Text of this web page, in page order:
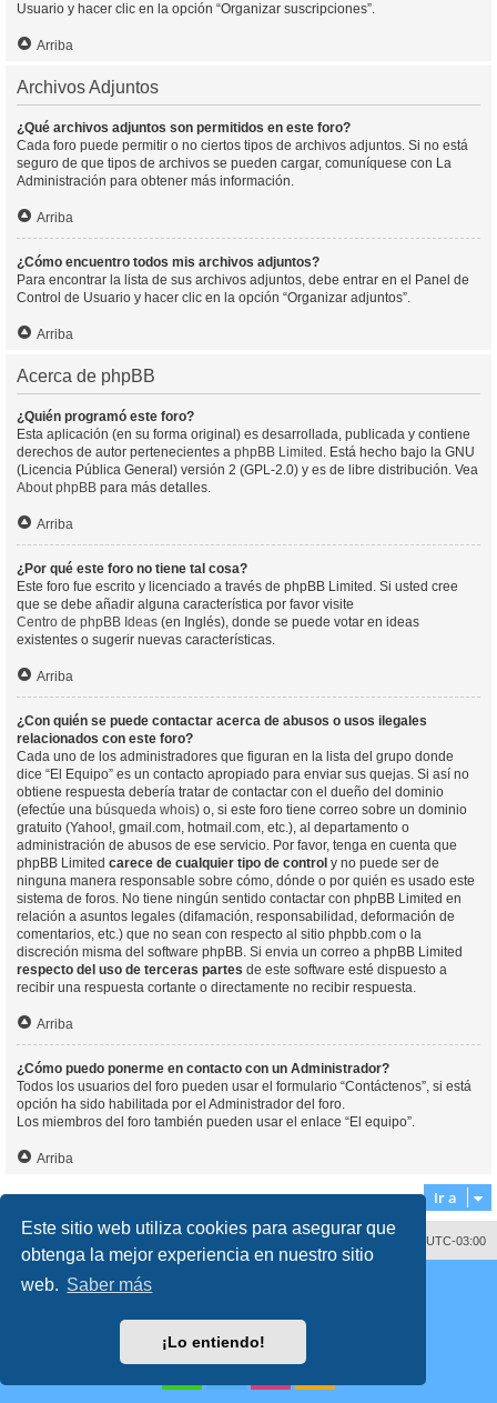
Este sitio web utiliza cookies para asegurar que
obtenga la mejor experiencia en nuestro sitio
web. Saber más
¡Lo entiendo!
Usuario y hacer clic en la opción “Organizar suscripciones”.
Arriba
Archivos Adjuntos
¿Qué archivos adjuntos son permitidos en este foro?
Cada foro puede permitir o no ciertos tipos de archivos adjuntos. Si no está
seguro de que tipos de archivos se pueden cargar, comuníquese con La
Administración para obtener más información.
Arriba
¿Cómo encuentro todos mis archivos adjuntos?
Para encontrar la lista de sus archivos adjuntos, debe entrar en el Panel de
Control de Usuario y hacer clic en la opción “Organizar adjuntos”.
Arriba
Acerca de phpBB
¿Quién programó este foro?
Esta aplicación (en su forma original) es desarrollada, publicada y contiene
derechos de autor pertenecientes a phpBB Limited . Está hecho bajo la GNU
(Licencia Pública General) versión 2 (GPL-2.0) y es de libre distribución. Vea
About phpBB para más detalles.
Arriba
¿Por qué este foro no tiene tal cosa?
Este foro fue escrito y licenciado a través de phpBB Limited. Si usted cree
que se debe añadir alguna característica por favor visite
Centro de phpBB Ideas (en Inglés), donde se puede votar en ideas
existentes o sugerir nuevas características.
Arriba
¿Con quién se puede contactar acerca de abusos o usos ilegales
relacionados con este foro?
Cada uno de los administradores que figuran en la lista del grupo donde
dice “El Equipo” es un contacto apropiado para enviar sus quejas. Si así no
obtiene respuesta debería tratar de contactar con el dueño del dominio
(efectúe una búsqueda whois) o, si este foro tiene correo sobre un dominio
gratuito (Yahoo!, gmail.com, hotmail.com, etc.), al departamento o
administración de abusos de ese servicio. Por favor, tenga en cuenta que
phpBB Limited carece de cualquier tipo de control y no puede ser de
ninguna manera responsable sobre cómo, dónde o por quién es usado este
sistema de foros. No tiene ningún sentido contactar con phpBB Limited en
relación a asuntos legales (difamación, responsabilidad, deformación de
comentarios, etc.) que no sean con respecto al sitio phpbb.com o la
discreción misma del software phpBB. Si envia un correo a phpBB Limited
respecto del uso de terceras partes de este software esté dispuesto a
recibir una respuesta cortante o directamente no recibir respuesta.
Arriba
¿Cómo puedo ponerme en contacto con un Administrador?
Todos los usuarios del foro pueden usar el formulario “Contáctenos”, si está
opción ha sido habilitada por el Administrador del foro.
Los miembros del foro también pueden usar el enlace “El equipo”.
Arriba
Ir a
Todos los horarios son UTC-03:00
Borrar cookies
Desarrollado por
® Forum Software © phpBB Limited
Traducción al español porphpBB España
Condiciones